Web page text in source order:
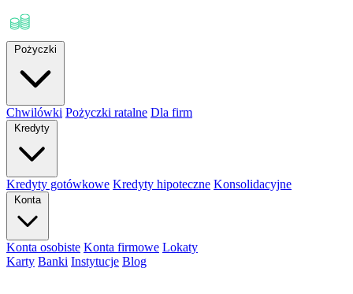
Pożyczki
Chwilówki Pożyczki ratalne Dla firm
Kredyty
Kredyty gotówkowe Kredyty hipoteczne Konsolidacyjne
Konta
Konta osobiste Konta firmowe Lokaty
Karty Banki Instytucje Blog